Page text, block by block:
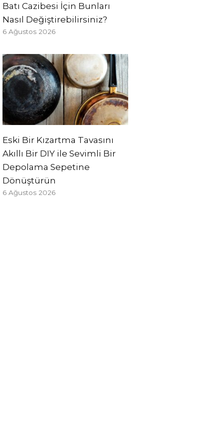
Batı Cazibesi İçin Bunları
Nasıl Değiştirebilirsiniz?
6 Ağustos 2026
Eski Bir Kızartma Tavasını
Akıllı Bir DIY ile Sevimli Bir
Depolama Sepetine
Dönüştürün
6 Ağustos 2026